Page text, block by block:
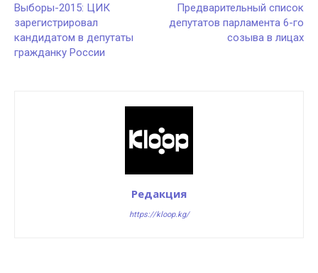
Выборы-2015: ЦИК
зарегистрировал
кандидатом в депутаты
гражданку России
Предварительный список
депутатов парламента 6-го
созыва в лицах
Редакция
https://kloop.kg/